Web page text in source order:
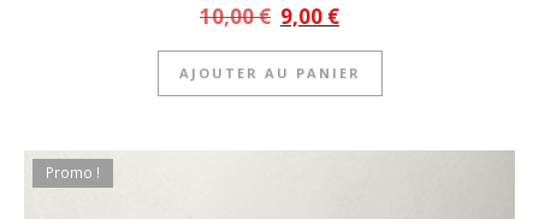
10,00€ Le prix initial était : 10,00 €.
9,00 €Le prix actuel est : 9,00 €.
AJOUTER AU PANIER
Promo !